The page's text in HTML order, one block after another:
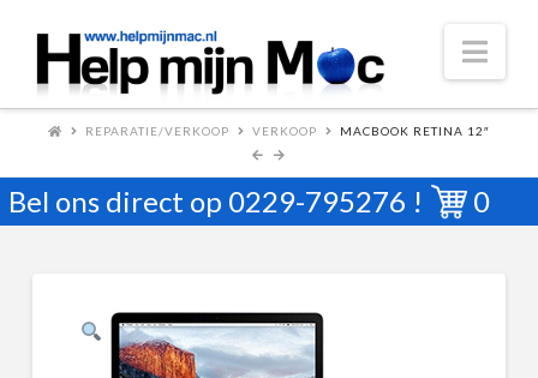
REPARATIE/VERKOOP VERKOOP MACBOOK RETINA 12″
Bel ons direct op 0229-795276 ! 0